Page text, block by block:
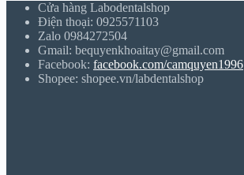
Cửa hàng Labodentalshop
Điện thoại: 0925571103
Zalo 0984272504
Gmail: bequyenkhoaitay@gmail.com
Facebook: facebook.com/camquyen1996
Shopee: shopee.vn/labdentalshop